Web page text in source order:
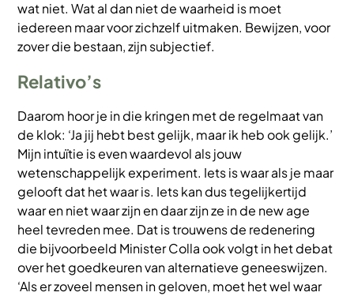
wat niet. Wat al dan niet de waarheid is moet
iedereen maar voor zichzelf uitmaken. Bewijzen, voor
zover die bestaan, zijn subjectief.
Relativo’s
Daarom hoor je in die kringen met de regelmaat van
de klok: ‘Ja jij hebt best gelijk, maar ik heb ook gelijk.’
Mijn intuïtie is even waardevol als jouw
wetenschappelijk experiment. Iets is waar als je maar
gelooft dat het waar is. Iets kan dus tegelijkertijd
waar en niet waar zijn en daar zijn ze in de new age
heel tevreden mee. Dat is trouwens de redenering
die bijvoorbeeld Minister Colla ook volgt in het debat
over het goedkeuren van alternatieve geneeswijzen.
‘Als er zoveel mensen in geloven, moet het wel waar